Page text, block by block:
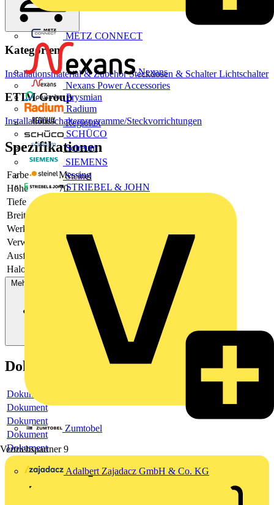
METZ CONNECT
Nexans
Nexans Power Accessories
Prysmian
Radium
Regiolux
SCHÜCO
Scireum
SIEMENS
Steinel
STRIEBEL & JOHN
Zumtobel
Vertriebspartner 9
Adalbert Zajadacz GmbH & Co. KG
Kategorien
Installationsmaterial & ZubehörSteckdosen & SchalterLichtschalter
ETIM Group
Installationsschalterprogramme/Steckvorrichtungen
Spezifikationen
Farbe
Messing
Höhe
70
Tiefe
Breite
Werkstoff
Verwendung
Schalter/Taster
Ausführung
Knebel
Halogenfrei
Mehr anzeigen
Dokumente
Dokument
Dokument
Dokument
Dokument
Dokument